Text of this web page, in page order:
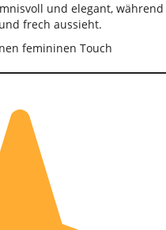
und elegant, während
frech aussieht.